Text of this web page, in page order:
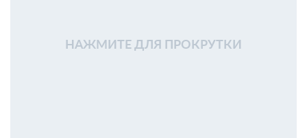
НАЖМИТЕ ДЛЯ ПРОКРУТКИ